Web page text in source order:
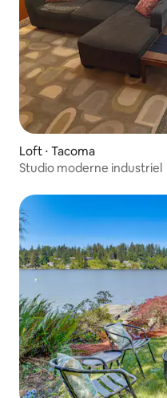
Loft ⋅ Tacoma
Studio moderne industriel